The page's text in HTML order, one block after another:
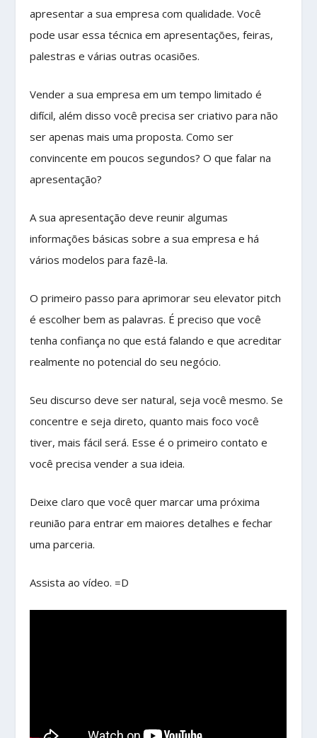
apresentar a sua empresa com qualidade. Você
pode usar essa técnica em apresentações, feiras,
palestras e várias outras ocasiões.
Vender a sua empresa em um tempo limitado é
difícil, além disso você precisa ser criativo para não
ser apenas mais uma proposta. Como ser
convincente em poucos segundos? O que falar na
apresentação?
A sua apresentação deve reunir algumas
informações básicas sobre a sua empresa e há
vários modelos para fazê-la.
O primeiro passo para aprimorar seu elevator pitch
é escolher bem as palavras. É preciso que você
tenha confiança no que está falando e que acreditar
realmente no potencial do seu negócio.
Seu discurso deve ser natural, seja você mesmo. Se
concentre e seja direto, quanto mais foco você
tiver, mais fácil será. Esse é o primeiro contato e
você precisa vender a sua ideia.
Deixe claro que você quer marcar uma próxima
reunião para entrar em maiores detalhes e fechar
uma parceria.
Assista ao vídeo. =D